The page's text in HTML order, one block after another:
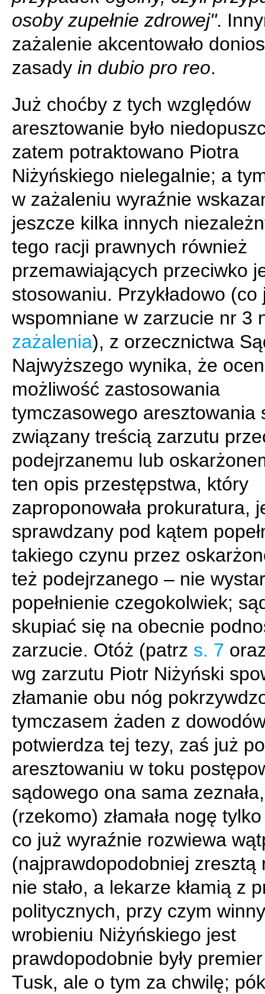
osoby zupełnie zdrowej".
zażalenie akcentowało
zasady in dubio pro reo.
Już choćby z tych względów
aresztowanie było
zatem potraktowano Piotra
Niżyńskiego nielegalnie; a
w zażaleniu wyraźnie
jeszcze kilka innych
tego racji prawnych również
przemawiających przeciwko
stosowaniu. Przykładowo (co
wspomniane w zarzucie nr 3
zażalenia), z orzecznictwa
Najwyższego wynika, że
możliwość zastosowania
tymczasowego aresztowania
związany treścią zarzutu
podejrzanemu lub
ten opis przestępstwa, który
zaproponowała prokuratura,
sprawdzany pod kątem
takiego czynu przez
też podejrzanego – nie
popełnienie czegokolwiek;
skupiać się na obecnie
zarzucie. Otóż (patrz s. 7
wg zarzutu Piotr Niżyński
złamanie obu nóg
tymczasem żaden z
potwierdza tej tezy, zaś już po
aresztowaniu w toku
sądowego ona sama
(rzekomo) złamała nogę
co już wyraźnie rozwiewa
(najprawdopodobniej zresztą
nie stało, a lekarze kłamią z
politycznych, przy czym winny
wrobieniu Niżyńskiego jest
prawdopodobnie były
Tusk, ale o tym za chwilę;